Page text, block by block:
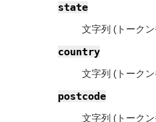
state
文字列 (トーク
country
文字列 (トーク
postcode
文字列 (トーク